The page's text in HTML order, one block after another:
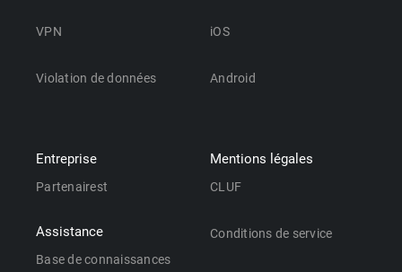
VPN
Violation de données
iOS
Android
Entreprise
Partenairest
Assistance
Base de connaissances
Mentions légales
CLUF
Conditions de service